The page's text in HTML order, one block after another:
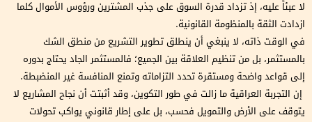
لا عبئاً عليه، إذ تزداد قدرة السوق على جذب المشترين ورؤوس الأموال كلما
ازدادت الثقة بالمنظومة القانونية.
في الوقت ذاته، لا ينبغي أن ينطلق تطوير التشريع من منطق الشك
بالمستثمر، بل من تنظيم العلاقة بين الجميع؛ فالمستثمر الجاد يحتاج بدوره
إلى قواعد واضحة ومستقرة تحدد التزاماته وتمنع المنافسة غير المنضبطة.
إن التجربة العراقية ما زالت في طور التكوين، وقد أثبتت أن نجاح المشاريع لا
يتوقف على الأرض والتمويل فحسب، بل على إطار قانوني يواكب تحولات